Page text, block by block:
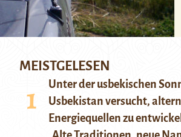
MEISTGELESEN
Unter der usbekischen
Usbekistan versucht,
Energiequellen zu